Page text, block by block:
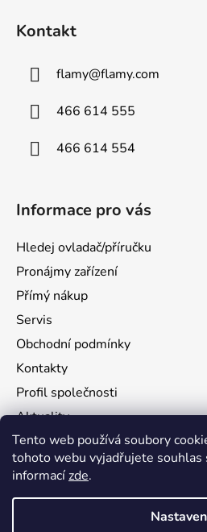
Tento web používá soubory
tohoto webu vyjadřujete souhlas
informacízde.
Kontakt
flamy@flamy.com
466 614 555
466 614 554
Informace pro vás
Hledej ovladač/příručku
Pronájmy zařízení
Přímý nákup
Servis
Obchodní podmínky
Kontakty
Profil společnosti
Aktuality
Ochrana osobních údajů
Ke stažení